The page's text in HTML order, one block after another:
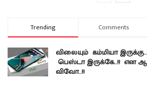
Trending Comments
விலையும் கம்மியா
பெஸ்டா இருக்கே..!! என
விவோ..!!